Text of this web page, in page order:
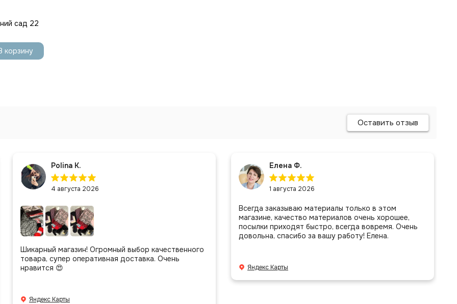
сад 22
корзину
Оставить отзыв
Polina K.
4 августа 2026
Шикарный магазин! Огромный выбор качественного
товара, супер оперативная доставка. Очень
нравится 😍
Яндекс Карты
Елена Ф.
1 августа 2026
Всегда заказываю материалы только в этом
магазине, качество материалов очень хорошее,
посылки приходят быстро, всегда вовремя. Очень
довольна, спасибо за вашу работу! Елена.
Яндекс Карты